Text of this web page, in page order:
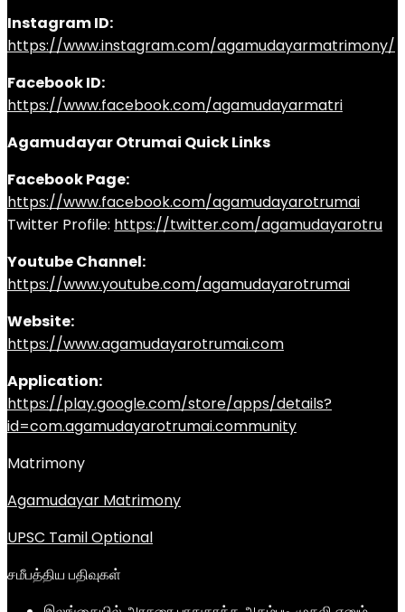
Instagram ID:
https://www.instagram.com/agamudayarmatrimony/
Facebook ID:
https://www.facebook.com/agamudayarmatri
Agamudayar Otrumai Quick Links
Facebook Page:
https://www.facebook.com/agamudayarotrumai
Twitter Profile: https://twitter.com/agamudayarotru
Youtube Channel:
https://www.youtube.com/agamudayarotrumai
Website:
https://www.agamudayarotrumai.com
Application:
https://play.google.com/store/apps/details?
id=com.agamudayarotrumai.community
Matrimony
Agamudayar Matrimony
UPSC Tamil Optional
சமீபத்திய பதிவுகள்